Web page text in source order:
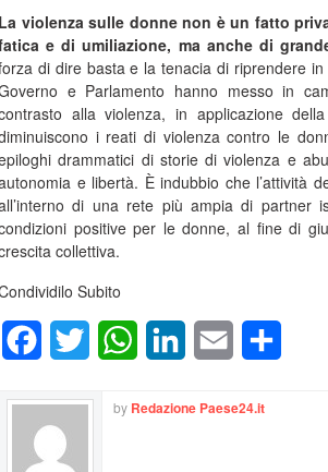
La violenza sulle donne non è un fatto
e di umiliazione, ma anche di
di dire basta e la tenacia di riprendere
e Parlamento hanno messo in
alla violenza, in applicazione
i reati di violenza contro le
drammatici di storie di violenza e
e libertà. È indubbio che l’attività
di una rete più ampia di partner
positive per le donne, al fine di
collettiva.
Subito
FacebookTwitter WhatsAppLinkedInEmail
by Redazione Paese24.it